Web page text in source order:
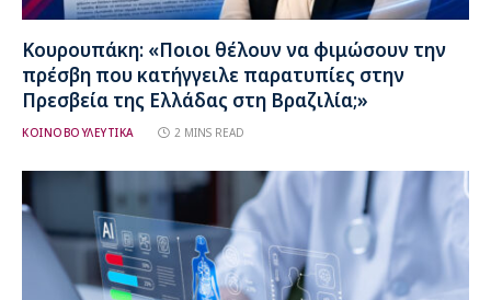
Κουρουπάκη: «Ποιοι θέλουν να φιμώσουν την
πρέσβη που κατήγγειλε παρατυπίες στην
Πρεσβεία της Ελλάδας στη Βραζιλία;»
ΚΟΙΝΟΒΟΥΛΕΥΤΙΚΑ 2 MINS READ